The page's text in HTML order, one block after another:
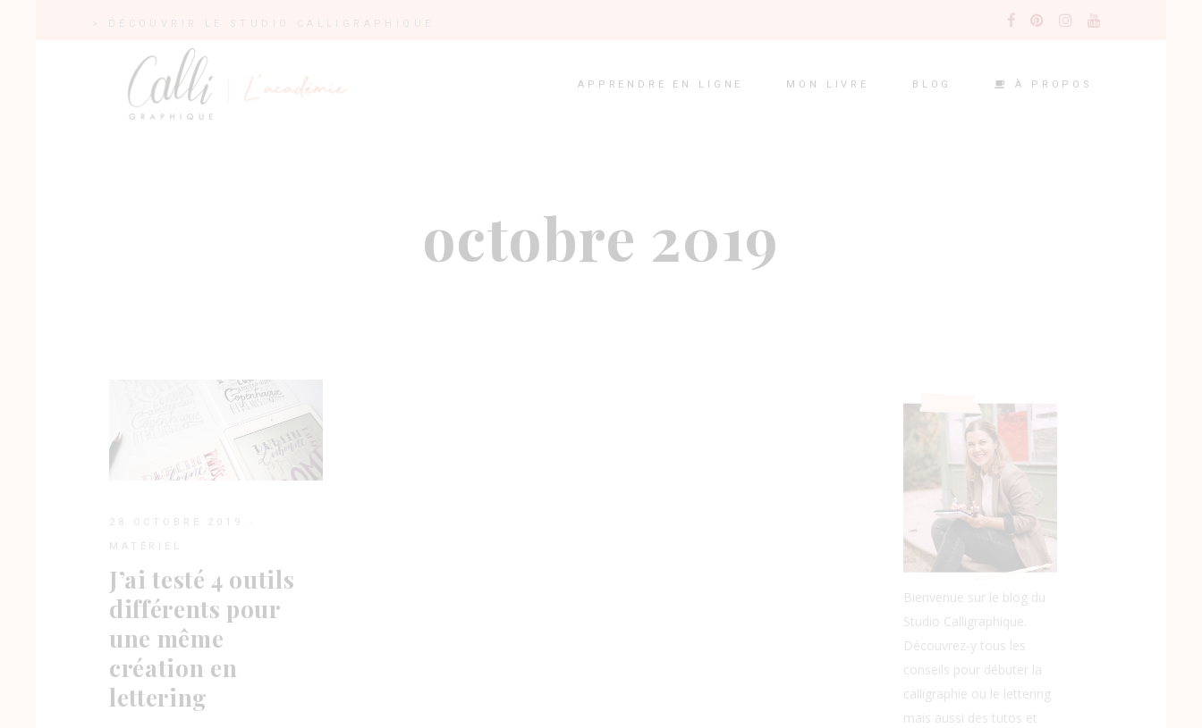
> DÉCOUVRIR LE STUDIO CALLIGRAPHIQUE
APPRENDRE EN LIGNE MON LIVRE BLOG À PROPOS
octobre 2019
28 OCTOBRE 2019
MATÉRIEL
J’ai testé 4 outils
différents pour
une même
création en
lettering
Bienvenue sur le blog du
Studio Calligraphique.
Découvrez-y tous les
conseils pour débuter la
calligraphie ou le lettering
mais aussi des tutos et